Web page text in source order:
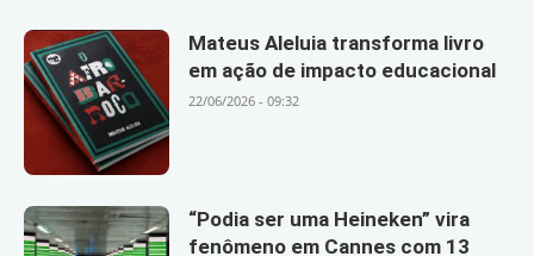
Mateus Aleluia transforma livro
em ação de impacto educacional
22/06/2026 - 09:32
“Podia ser uma Heineken” vira
fenômeno em Cannes com 13